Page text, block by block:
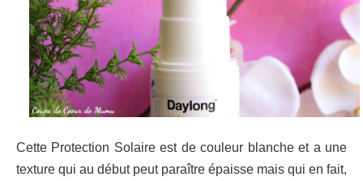
Cette Protection Solaire est de couleur blanche et a une
texture qui au début peut paraître épaisse mais qui en fait,